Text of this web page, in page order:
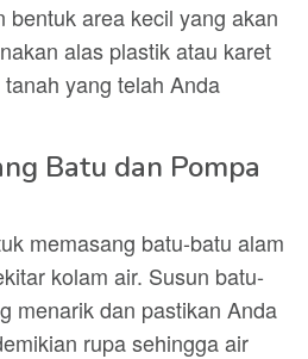
bentuk area kecil yang akan
alas plastik atau karet
yang telah Anda
Batu dan Pompa
memasang batu-batu alam
kolam air. Susun batu-
menarik dan pastikan Anda
rupa sehingga air